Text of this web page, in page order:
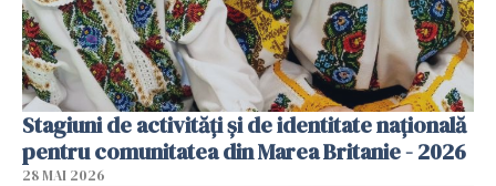
Stagiuni de activități și de identitate națională
pentru comunitatea din Marea Britanie - 2026
28 MAI 2026